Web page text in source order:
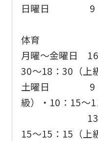
日曜日 9：
体育
月曜〜金曜日
30〜18：30（上
土曜日 9：
級）・10：15〜
13：15〜
15〜15：15（上